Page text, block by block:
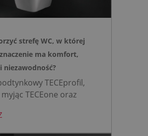
strefę WC, w której
ma komfort,
niezawodność?
TECEprofil,
TECEone oraz
który warto
gdy zależy nam na